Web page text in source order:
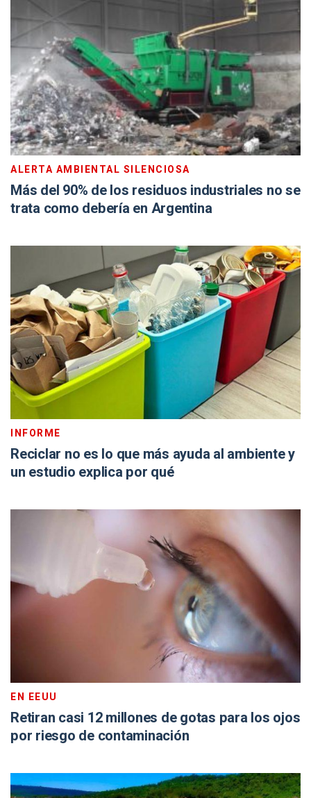
ALERTA AMBIENTAL SILENCIOSA
Más del 90% de los residuos industriales no se
trata como debería en Argentina
INFORME
Reciclar no es lo que más ayuda al ambiente y
un estudio explica por qué
EN EEUU
Retiran casi 12 millones de gotas para los ojos
por riesgo de contaminación